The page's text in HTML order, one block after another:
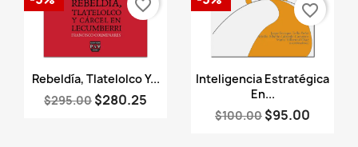
Vista rápida
Rebeldía, Tlatelolco Y...
$295.00 $280.25
favorite_border
Vista rápida
Inteligencia Estratégica
En...
$100.00 $95.00
favorite_border